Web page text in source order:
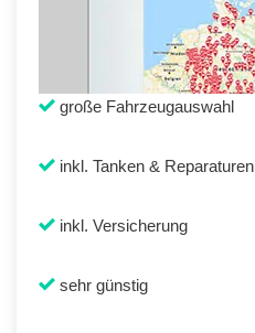
große Fahrzeugauswahl
inkl. Tanken & Reparaturen
inkl. Versicherung
sehr günstig